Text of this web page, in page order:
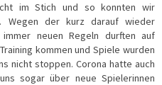
im Stich und so konnten wir
Wegen der kurz darauf wieder
neuen Regeln durften auf
kommen und Spiele wurden
nicht stoppen. Corona hatte auch
sogar über neue Spielerinnen